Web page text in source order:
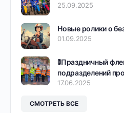
25.09.2025
Новые ролики о
01.09.2025
🚦Праздничный
подразделений
17.06.2025
СМОТРЕТЬ ВСЕ